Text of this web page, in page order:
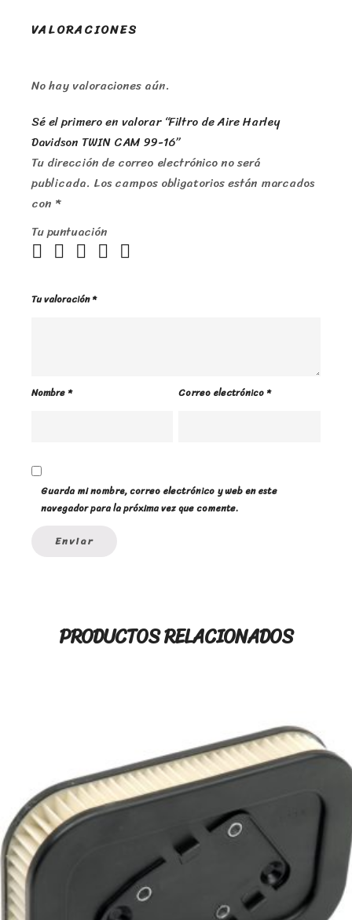
VALORACIONES
No hay valoraciones aún.
Sé el primero en valorar “Filtro de Aire Harley
Davidson TWIN CAM 99-16”
Tu dirección de correo electrónico no será
publicada. Los campos obligatorios están marcados
con *
Tu puntuación
Tu valoración*
Nombre* Correo electrónico*
Guarda mi nombre, correo electrónico y web en este
navegador para la próxima vez que comente.
PRODUCTOS RELACIONADOS